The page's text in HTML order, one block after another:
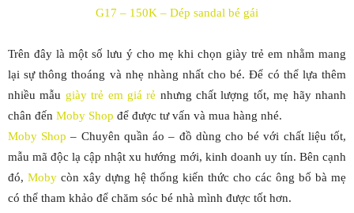
G17 – 150K – Dép sandal bé gái
Trên đây là một số lưu ý cho mẹ khi chọn giày trẻ em nhằm mang
lại sự thông thoáng và nhẹ nhàng nhất cho bé. Để có thể lựa thêm
nhiều mẫu giày trẻ em giá rẻ nhưng chất lượng tốt, mẹ hãy nhanh
chân đến Moby Shop để được tư vấn và mua hàng nhé.
Moby Shop – Chuyên quần áo – đồ dùng cho bé với chất liệu tốt,
mẫu mã độc lạ cập nhật xu hướng mới, kinh doanh uy tín. Bên cạnh
đó, Moby còn xây dựng hệ thống kiến thức cho các ông bố bà mẹ
có thể tham khảo để chăm sóc bé nhà mình được tốt hơn.